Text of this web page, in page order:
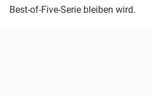
Best-of-Five-Serie bleiben wird.